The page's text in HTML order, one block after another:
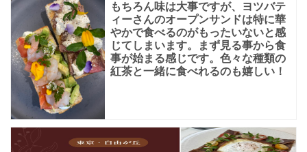
もちろん味は大事ですが、ヨツバテ
ィーさんのオープンサンドは特に華
やかで食べるのがもったいないと感
じてしまいます。まず見る事から食
事が始まる感じです。色々な種類の
紅茶と一緒に食べれるのも嬉しい！